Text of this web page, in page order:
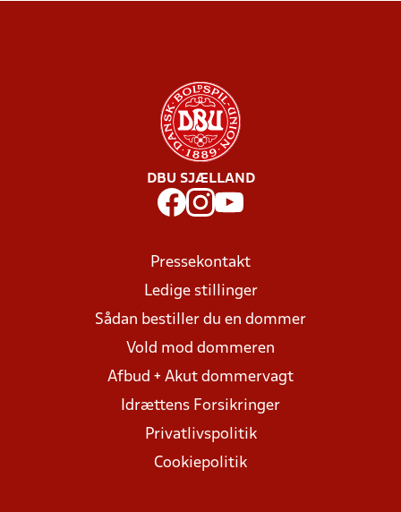
DBU SJÆLLAND
Pressekontakt
Ledige stillinger
Sådan bestiller du en dommer
Vold mod dommeren
Afbud + Akut dommervagt
Idrættens Forsikringer
Privatlivspolitik
Cookiepolitik